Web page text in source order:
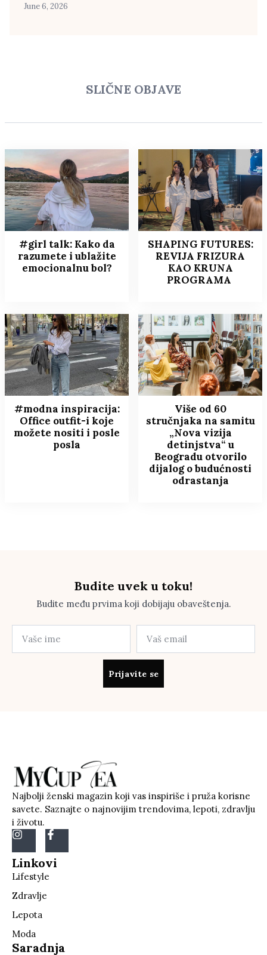
June 6, 2026
SLIČNE OBJAVE
#girl talk: Kako da
razumete i ublažite
emocionalnu bol?
SHAPING FUTURES:
REVIJA FRIZURA
KAO KRUNA
PROGRAMA
#modna inspiracija:
Office outfit-i koje
možete nositi i posle
posla
Više od 60
stručnjaka na samitu
„Nova vizija
detinjstva“ u
Beogradu otvorilo
dijalog o budućnosti
odrastanja
Budite uvek u toku!
Budite među prvima koji dobijaju obaveštenja.
Prijavite se
Najbolji ženski magazin koji vas inspiriše i pruža korisne
savete. Saznajte o najnovijim trendovima, lepoti, zdravlju
i životu.
Linkovi
Lifestyle
Zdravlje
Lepota
Moda
Saradnja